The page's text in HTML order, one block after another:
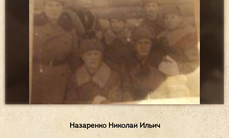
Назаренко Николай Ильич